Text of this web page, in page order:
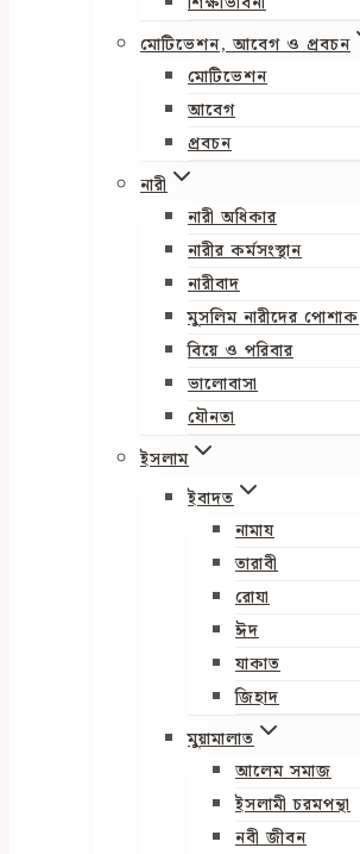
মোটিভেশন, আবেগ ও প্রবচন
মোটিভেশন
আবেগ
প্রবচন
নারী
নারী অধিকার
নারীর কর্মসংস্থান
নারীবাদ
মুসলিম নারীদের পোশাক
বিয়ে ও পরিবার
ভালোবাসা
যৌনতা
ইসলাম
ইবাদত
নামায
তারাবী
রোযা
ঈদ
যাকাত
জিহাদ
মুয়ামালাত
আলেম সমাজ
ইসলামী চরমপন্থা
নবী জীবন